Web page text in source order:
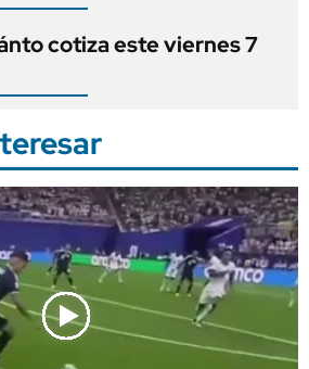
cotiza este viernes 7